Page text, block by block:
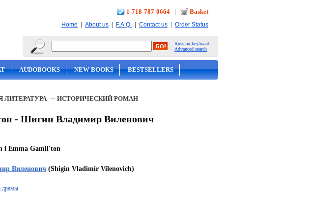
1-718-787-0664 | Basket
Home | About us | F.A.Q. | Contact us | Order Status
Russian keyboard
Advanced search
AUDOBOOKS NEW BOOKS BESTSELLERS
ЛИТЕРАТУРА ИСТОРИЧЕСКИЙ РОМАН
- Шигин Владимир Виленович
i Emma Gamil'ton
Виленович (Shigin Vladimir Vilenovich)
драмы